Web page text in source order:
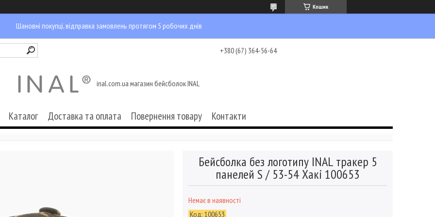
Кошик
Шановні покупці, відправка замовлень протягом 5 робочих днів
+380 (67) 364-56-64
inal.com.ua магазин бейсболок INAL
Каталог Доставка та оплата Повернення товару Контакти
Бейсболка без логотипу INAL тракер 5
панелей S / 53-54 Хакі 100653
Немає в наявності
Код: 100653